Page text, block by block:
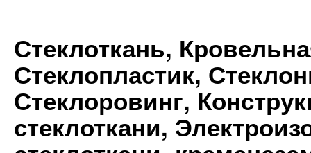
Стеклоткань,
Стеклопластик,
Стеклоровинг,
стеклоткани,